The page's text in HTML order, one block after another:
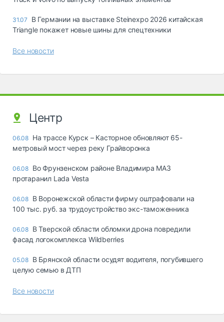
31.07
В Германии на выставке Steinexpo 2026 китайская
Triangle покажет новые шины для спецтехники
Все новости
Центр
06.08 На трассе Курск – Касторное обновляют 65-
метровый мост через реку Грайворонка
06.08 Во Фрунзенском районе Владимира МАЗ
протаранил Lada Vesta
06.08 В Воронежской области фирму оштрафовали на
100 тыс. руб. за трудоустройство экс-таможенника
06.08 В Тверской области обломки дрона повредили
фасад логокомплекса Wildberries
05.08 В Брянской области осудят водителя, погубившего
целую семью в ДТП
Все новости